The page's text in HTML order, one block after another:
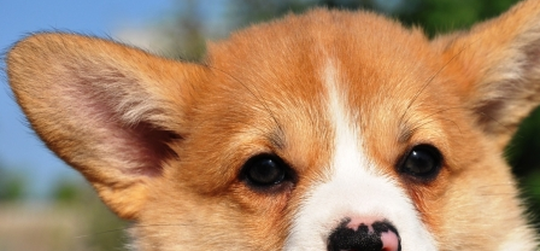
ДИТЯЧА КІМНАТА
БІБЛІОТЕКА
МІФИ
ФАКТИ
БЛОГ
ГАЛЕРЕЇ